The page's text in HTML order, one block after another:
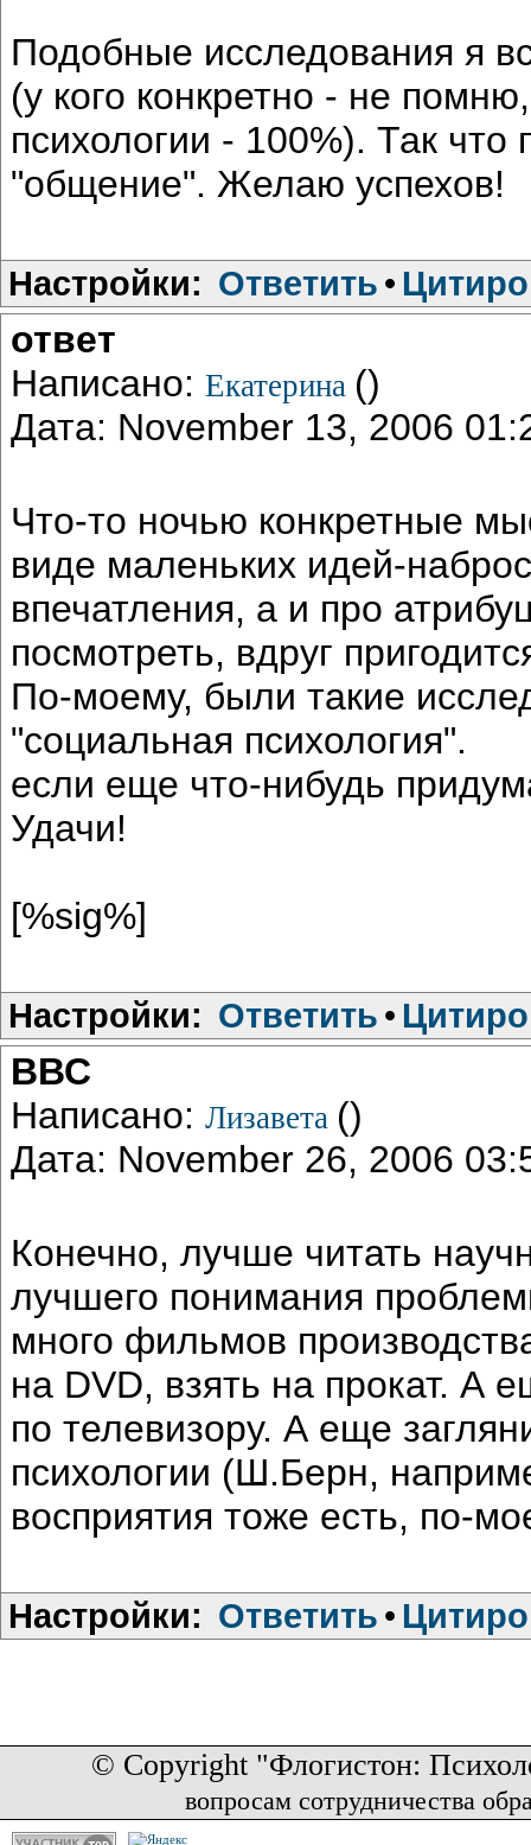
Подобные исследования я
(у кого конкретно - не
психологии - 100%). Так
"общение". Желаю успехов!
Настройки: Ответить •
ответ
Написано: Екатерина ()
Дата: November 13, 2006
Что-то ночью конкретные
виде маленьких идей-
впечатления, а и про
посмотреть, вдруг
По-моему, были такие
"социальная психология".
если еще что-нибудь
Удачи!
[%sig%]
Настройки: Ответить •
ВВС
Написано: Лизавета ()
Дата: November 26, 2006
Конечно, лучше читать
лучшего понимания
много фильмов
на DVD, взять на прокат. А
по телевизору. А еще
психологии (Ш.Берн,
восприятия тоже есть, по-
Настройки: Ответить •
© Copyright "Флогистон:
вопросам сотрудничества